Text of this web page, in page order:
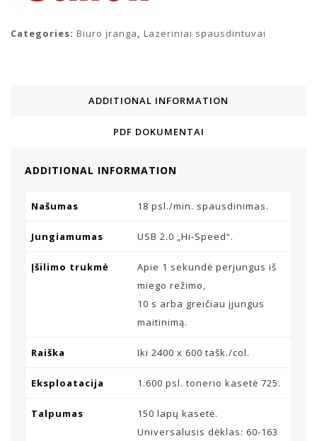
Categories: Biuro įranga Lazeriniai spausdintuvai
ADDITIONAL INFORMATION
PDF DOKUMENTAI
ADDITIONAL INFORMATION
Našumas 18 psl./min. spausdinimas.
Jungiamumas USB 2.0 „Hi-Speed“.
Įšilimo trukmė
Apie 1 sekundė perjungus iš
miego režimo,
10 s arba greičiau įjungus
maitinimą.
Raiška Iki 2400 x 600 tašk./col.
Eksploatacija 1.600 psl. tonerio kasetė 725.
Talpumas
150 lapų kasetė.
Universalusis dėklas: 60-163